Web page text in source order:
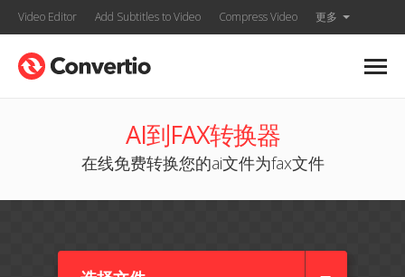
Video Editor Add Subtitles to Video Compress Video 更多
AI到FAX转换器
在线免费转换您的ai文件为fax文件